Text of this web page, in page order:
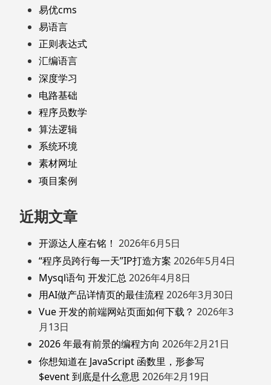
易优cms
易语言
正则表达式
汇编语言
深度学习
电路基础
程序员数学
算法逻辑
系统环境
素材网址
项目案例
近期文章
开源达人座右铭！ 2026年6月5日
“程序员跨行每一天”IP打造方案 2026年5月4日
Mysql语句 开发汇总 2026年4月8日
用AI做产品详情页的最佳流程 2026年3月30日
Vue 开发的前端网站页面如何下载？ 2026年3
月13日
2026 年最有前景的编程方向 2026年2月21日
你想知道在 JavaScript 函数里，形参写
$event 到底是什么意思 2026年2月19日